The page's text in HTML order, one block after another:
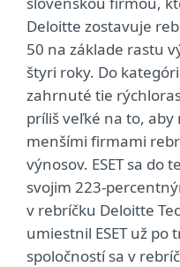
Deloitte zostavuje
50 na základe rastu
štyri roky. Do
zahrnuté tie
príliš veľké na to,
menšími firmami
výnosov. ESET sa do
svojim 223-
v rebríčku Deloitte
umiestnil ESET už po
spoločností sa v